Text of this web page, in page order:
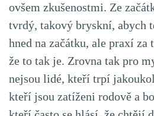
ovšem zkušenostmi. Ze
tvrdý, takový bryskní, abych
hned na začátku, ale praxí za
že to tak je. Zrovna tak pro
nejsou lidé, kteří trpí
kteří jsou zatíženi rodově a